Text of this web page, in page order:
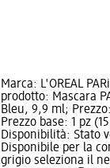
Marca: L'ORÉAL
prodotto: Mascara
Bleu, 9,9 ml;
Prezzo base: 1 pz
Disponibilità: Stato
Disponibile per la
grigio seleziona il